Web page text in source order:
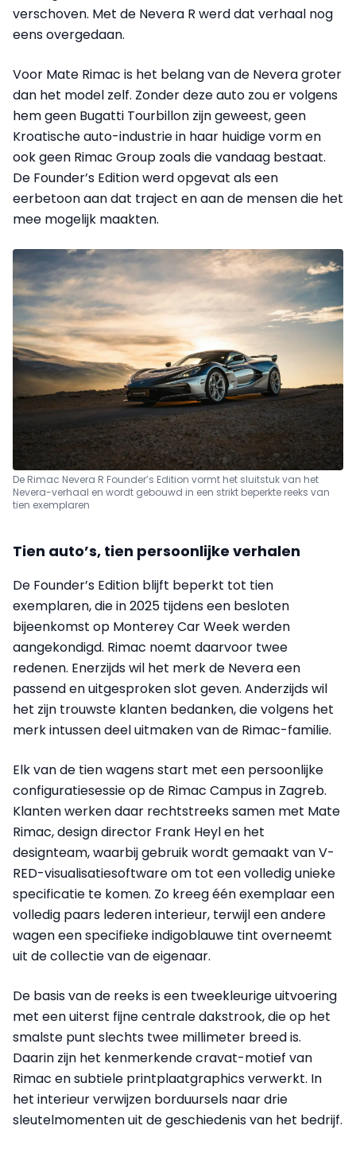
verschoven. Met de Nevera R werd dat verhaal nog
eens overgedaan.
Voor Mate Rimac is het belang van de Nevera groter
dan het model zelf. Zonder deze auto zou er volgens
hem geen Bugatti Tourbillon zijn geweest, geen
Kroatische auto-industrie in haar huidige vorm en
ook geen Rimac Group zoals die vandaag bestaat.
De Founder’s Edition werd opgevat als een
eerbetoon aan dat traject en aan de mensen die het
mee mogelijk maakten.
De Rimac Nevera R Founder’s Edition vormt het sluitstuk van het
Nevera-verhaal en wordt gebouwd in een strikt beperkte reeks van
tien exemplaren
Tien auto’s, tien persoonlijke verhalen
De Founder’s Edition blijft beperkt tot tien
exemplaren, die in 2025 tijdens een besloten
bijeenkomst op Monterey Car Week werden
aangekondigd. Rimac noemt daarvoor twee
redenen. Enerzijds wil het merk de Nevera een
passend en uitgesproken slot geven. Anderzijds wil
het zijn trouwste klanten bedanken, die volgens het
merk intussen deel uitmaken van de Rimac-familie.
Elk van de tien wagens start met een persoonlijke
configuratiesessie op de Rimac Campus in Zagreb.
Klanten werken daar rechtstreeks samen met Mate
Rimac, design director Frank Heyl en het
designteam, waarbij gebruik wordt gemaakt van V-
RED-visualisatiesoftware om tot een volledig unieke
specificatie te komen. Zo kreeg één exemplaar een
volledig paars lederen interieur, terwijl een andere
wagen een specifieke indigoblauwe tint overneemt
uit de collectie van de eigenaar.
De basis van de reeks is een tweekleurige uitvoering
met een uiterst fijne centrale dakstrook, die op het
smalste punt slechts twee millimeter breed is.
Daarin zijn het kenmerkende cravat-motief van
Rimac en subtiele printplaatgraphics verwerkt. In
het interieur verwijzen borduursels naar drie
sleutelmomenten uit de geschiedenis van het bedrijf.